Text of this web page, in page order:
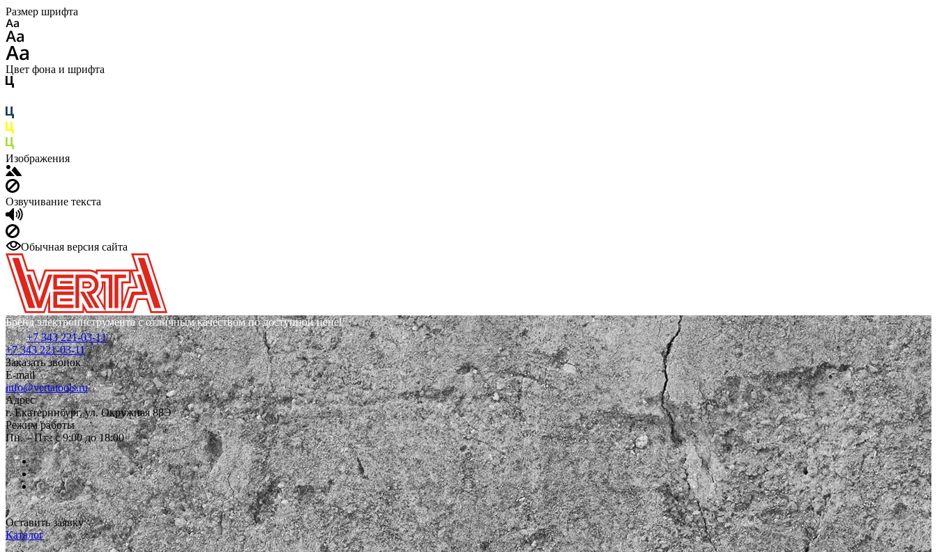
Размер шрифта
Цвет фона и шрифта
Изображения
Озвучивание текста
Обычная версия сайта
Бренд электроинструмента с отличным качеством по доступной цене!
+7 343 221-03-11
+7 343 221-03-11
Заказать звонок
E-mail
info@vertatools.ru
Адрес
г. Екатеринбург, ул. Окружная 88Э
Режим работы
Пн. – Пт.: с 9:00 до 18:00
Оставить заявку
Каталог